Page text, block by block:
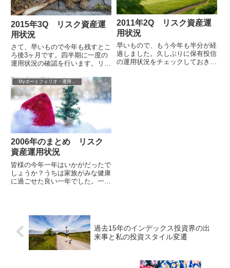
2015年3Q リスク資産運
用状況
さて、早いもので今年も残すとこ
ろ後3ヶ月です。四半期に一度の
運用状況の確認を行います。リス
3ヶ月（2015年3Q）の投資収益率
は-...
2011年2Q リスク資産運
用状況
早いもので、もう今年も半分が経
過しました。久しぶりに保有投信
の運用状況をチェックしておきま
Myポートフォリオ・運用成績
2006年のまとめ リスク
資産運用状況
皆様の今年一年はいかがだったで
しょうか？うちは家族がみな健康
に過ごせた良い一年でした。一番
過去15年のインデックス投資界の出
来事と私の投資スタイル変遷